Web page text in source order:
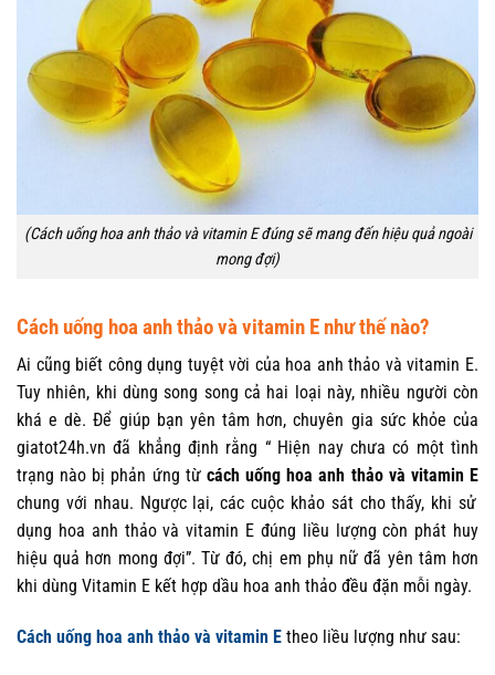
(Cách uống hoa anh thảo và vitamin E đúng sẽ mang đến hiệu quả ngoài
mong đợi)
Cách uống hoa anh thảo và vitamin E như thế nào?
Ai cũng biết công dụng tuyệt vời của hoa anh thảo và vitamin E.
Tuy nhiên, khi dùng song song cả hai loại này, nhiều người còn
khá e dè. Để giúp bạn yên tâm hơn, chuyên gia sức khỏe của
giatot24h.vn đã khẳng định rằng “ Hiện nay chưa có một tình
trạng nào bị phản ứng từ cách uống hoa anh thảo và vitamin E
chung với nhau. Ngược lại, các cuộc khảo sát cho thấy, khi sử
dụng hoa anh thảo và vitamin E đúng liều lượng còn phát huy
hiệu quả hơn mong đợi”. Từ đó, chị em phụ nữ đã yên tâm hơn
khi dùng Vitamin E kết hợp dầu hoa anh thảo đều đặn mỗi ngày.
Cách uống hoa anh thảo và vitamin E theo liều lượng như sau: